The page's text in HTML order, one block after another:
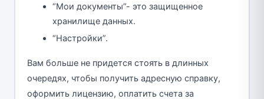
“Мои документы”- это защищенное
хранилище данных.
“Настройки”.
Вам больше не придется стоять в длинных
очередях, чтобы получить адресную справку,
оформить лицензию, оплатить счета за